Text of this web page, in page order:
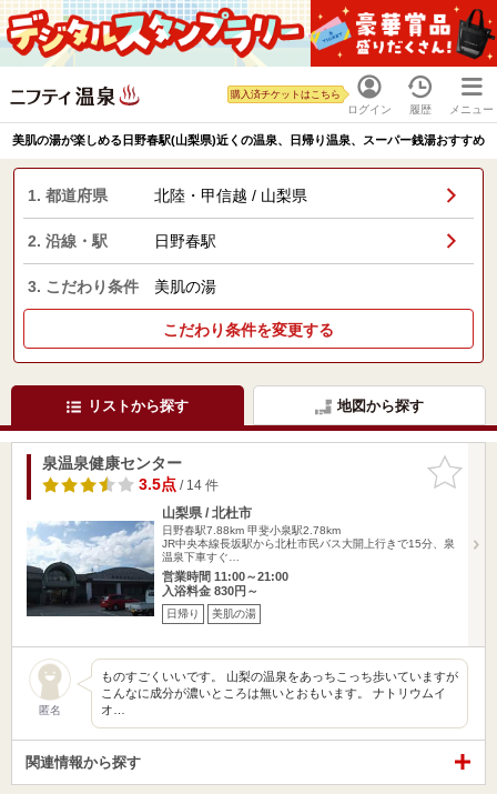
ログイン
購入済チケットはこちら
履歴 メニュー
美肌の湯が楽しめる日野春駅(山梨県)近くの温泉、日帰り温泉、スーパー銭湯おすすめ
1. 都道府県 北陸・甲信越 / 山梨県
2. 沿線・駅 日野春駅
3. こだわり条件 美肌の湯
こだわり条件を変更する
リストから探す 地図から探す
お気に入
りに追加
泉温泉健康センター
3.5点/ 14 件
山梨県 / 北杜市
日野春駅7.88km 甲斐小泉駅2.78km
JR中央本線長坂駅から北杜市民バス大開上行きで15分、泉
温泉下車すぐ…
営業時間 11:00～21:00
入浴料金 830円～
日帰り 美肌の湯
匿名
ものすごくいいです。 山梨の温泉をあっちこっち歩いていますが
こんなに成分が濃いところは無いとおもいます。 ナトリウムイ
オ…
関連情報から探す